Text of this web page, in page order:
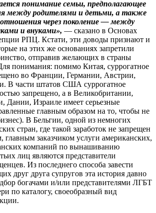
понимание семьи, предполагающее
между родителями и детьми, а также
через поколение — между
и внуками», — сказано в Основах
РПЦ. Кстати, эти доводы признают и
на этих же основаниях запретили
отправив желающих в страны
понимания: помимо Китая, суррогатное
во Франции, Германии, Австрии,
В части штатов США суррогатное
запрещено, а в Великобритании,
Дании, Израиле имеет серьезные
главным образом на то, чтобы не
В Бельгии, одной из немногих
стран, где такой заработок не запрещен
главным заказчиком услуги американских,
компаний по вынашиванию
лиц являются представители
Из последнего способа завести
друг друга супругов эта история давно
богачами и/или представителями ЛГБТ
по каталогу, своеобразный вид